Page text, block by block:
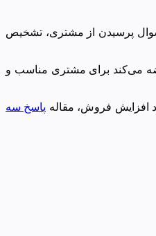
پرسیدن از مشتری، تشخیص
می‌کند برای مشتری مناسب و
افزایش فروش، مقاله پاسخ سه